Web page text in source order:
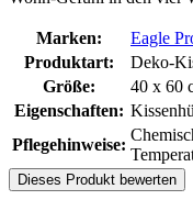
Marken:
Eagle
Produktart:
Deko-
Größe:
40 x 60
Eigenschaften:
Pflegehinweise:
Dieses Produkt bewerten